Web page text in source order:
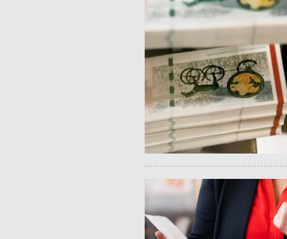
1,19 kr.
Husholdningssprit